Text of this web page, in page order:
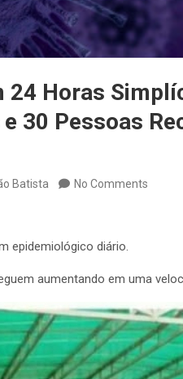
24 Horas
30 Pessoas
Batista No Comments
epidemiológico diário.
aumentando em uma